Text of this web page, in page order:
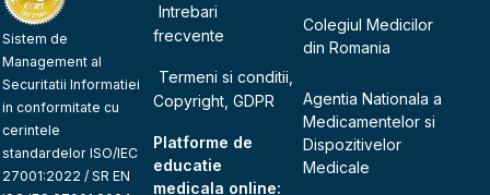
Sistem de
Management al
Securitatii Informatiei
in conformitate cu
cerintele
standardelor ISO/IEC
27001:2022 / SR EN
Intrebari
frecvente
Termeni si conditii,
Copyright, GDPR
Platforme de
educatie
medicala online:
Colegiul Medicilor
din Romania
Agentia Nationala a
Medicamentelor si
Dispozitivelor
Medicale